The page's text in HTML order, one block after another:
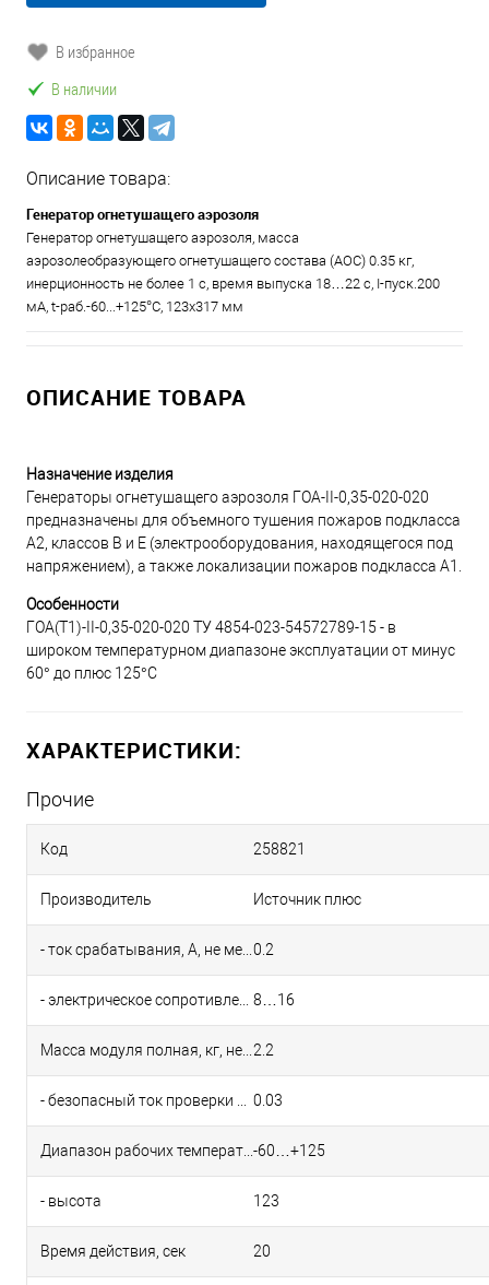
В избранное
В наличии
Описание товара:
Генератор огнетушащего аэрозоля
Генератор огнетушащего аэрозоля, масса
аэрозолеобразующего огнетушащего состава (АОС) 0.35 кг,
инерционность не более 1 с, время выпуска 18…22 с, I-пуск.200
мА, t-раб.-60...+125°С, 123х317 мм
ОПИСАНИЕ ТОВАРА
Назначение изделия
Генераторы огнетушащего аэрозоля ГОА-II-0,35-020-020
предназначены для объемного тушения пожаров подкласса
А2, классов В и Е (электрооборудования, находящегося под
напряжением), а также локализации пожаров подкласса А1.
Особенности
ГОА(Т1)-II-0,35-020-020 ТУ 4854-023-54572789-15 - в
широком температурном диапазоне эксплуатации от минус
60° до плюс 125°С
ХАРАКТЕРИСТИКИ:
Прочие
Код 258821
Производитель Источник плюс
0.2
8…16
2.2
0.03
-60…+125
- высота 123
Время действия, сек 20